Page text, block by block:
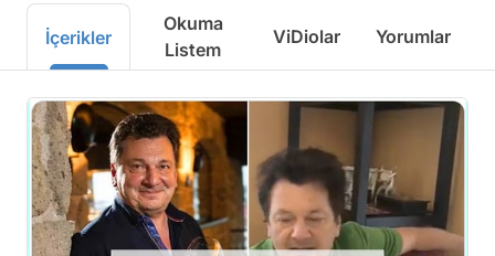
İçerikler
Okuma
Listem
ViDiolar Yorumlar